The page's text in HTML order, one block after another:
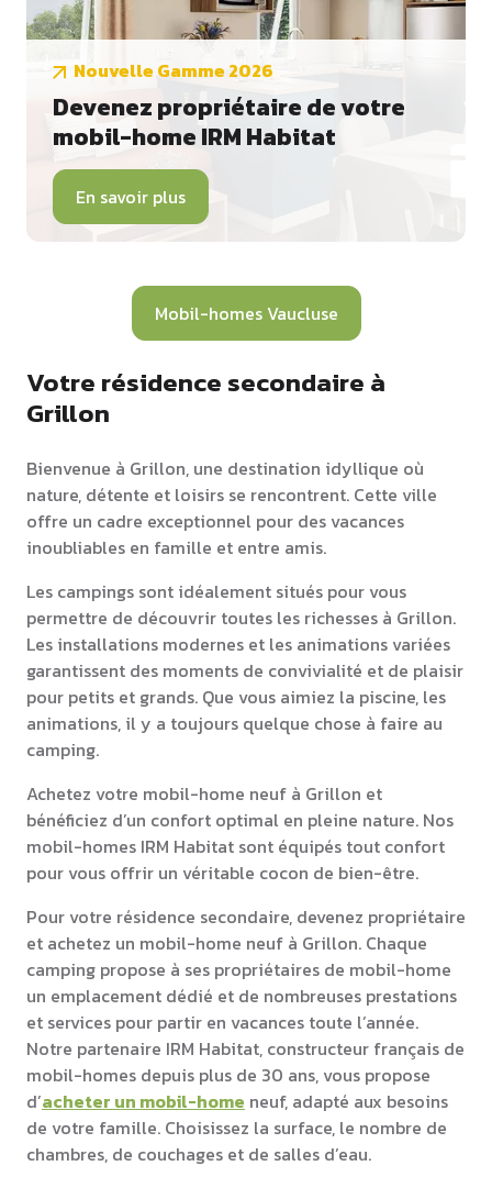
Nouvelle Gamme 2026
Devenez propriétaire de votre
mobil-home IRM Habitat
En savoir plus
Mobil-homes Vaucluse
Votre résidence secondaire à
Grillon
Bienvenue à Grillon, une destination idyllique où
nature, détente et loisirs se rencontrent. Cette ville
offre un cadre exceptionnel pour des vacances
inoubliables en famille et entre amis.
Les campings sont idéalement situés pour vous
permettre de découvrir toutes les richesses à Grillon.
Les installations modernes et les animations variées
garantissent des moments de convivialité et de plaisir
pour petits et grands. Que vous aimiez la piscine, les
animations, il y a toujours quelque chose à faire au
camping.
Achetez votre mobil-home neuf à Grillon et
bénéficiez d’un confort optimal en pleine nature. Nos
mobil-homes IRM Habitat sont équipés tout confort
pour vous offrir un véritable cocon de bien-être.
Pour votre résidence secondaire, devenez propriétaire
et achetez un mobil-home neuf à Grillon. Chaque
camping propose à ses propriétaires de mobil-home
un emplacement dédié et de nombreuses prestations
et services pour partir en vacances toute l’année.
Notre partenaire IRM Habitat, constructeur français de
mobil-homes depuis plus de 30 ans, vous propose
d’acheter un mobil-home neuf, adapté aux besoins
de votre famille. Choisissez la surface, le nombre de
chambres, de couchages et de salles d’eau.